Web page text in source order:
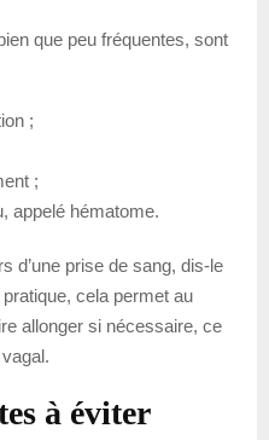
que peu fréquentes, sont
;
;
appelé hématome.
d’une prise de sang, dis-le
cela permet au
allonger si nécessaire, ce
à éviter